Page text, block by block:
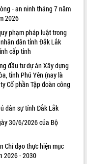
- an ninh tháng 7 năm
2026
phạm pháp luật trong
dân tỉnh Đắk Lắk
cấp tỉnh
đầu tư dự án Xây dựng
tỉnh Phú Yên (nay là
Cổ phần Tập đoàn công
dân sự tỉnh Đắk Lắk
30/6/2026 của Bộ
Chỉ đạo thực hiện mục
2026 - 2030